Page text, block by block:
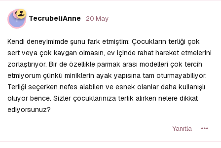
T TecrubeliAnne 20 May
Kendi deneyimimde şunu fark etmiştim: Çocukların terliği çok
sert veya çok kaygan olmasın, ev içinde rahat hareket etmelerini
zorlaştırıyor. Bir de özellikle parmak arası modelleri çok tercih
etmiyorum çünkü miniklerin ayak yapısına tam oturmayabiliyor.
Terliği seçerken nefes alabilen ve esnek olanlar daha kullanışlı
oluyor bence. Sizler çocuklarınıza terlik alırken nelere dikkat
ediyorsunuz?
Yanıtla